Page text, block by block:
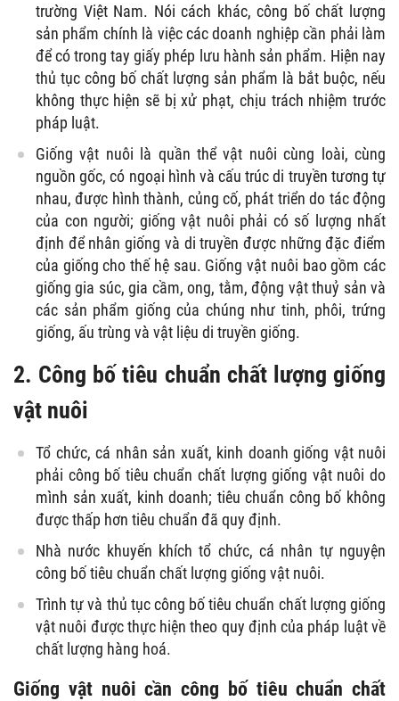
trường Việt Nam. Nói cách khác, công bố chất lượng
sản phẩm chính là việc các doanh nghiệp cần phải làm
để có trong tay giấy phép lưu hành sản phẩm. Hiện nay
thủ tục công bố chất lượng sản phẩm là bắt buộc, nếu
không thực hiện sẽ bị xử phạt, chịu trách nhiệm trước
pháp luật.
Giống vật nuôi là quần thể vật nuôi cùng loài, cùng
nguồn gốc, có ngoại hình và cấu trúc di truyền tương tự
nhau, được hình thành, củng cố, phát triển do tác động
của con người; giống vật nuôi phải có số lượng nhất
định để nhân giống và di truyền được những đặc điểm
của giống cho thế hệ sau. Giống vật nuôi bao gồm các
giống gia súc, gia cầm, ong, tằm, động vật thuỷ sản và
các sản phẩm giống của chúng như tinh, phôi, trứng
giống, ấu trùng và vật liệu di truyền giống.
2. Công bố tiêu chuẩn chất lượng giống
vật nuôi
Tổ chức, cá nhân sản xuất, kinh doanh giống vật nuôi
phải công bố tiêu chuẩn chất lượng giống vật nuôi do
mình sản xuất, kinh doanh; tiêu chuẩn công bố không
được thấp hơn tiêu chuẩn đã quy định.
Nhà nước khuyến khích tổ chức, cá nhân tự nguyện
công bố tiêu chuẩn chất lượng giống vật nuôi.
Trình tự và thủ tục công bố tiêu chuẩn chất lượng giống
vật nuôi được thực hiện theo quy định của pháp luật về
chất lượng hàng hoá.
Giống vật nuôi cần công bố tiêu chuẩn chất